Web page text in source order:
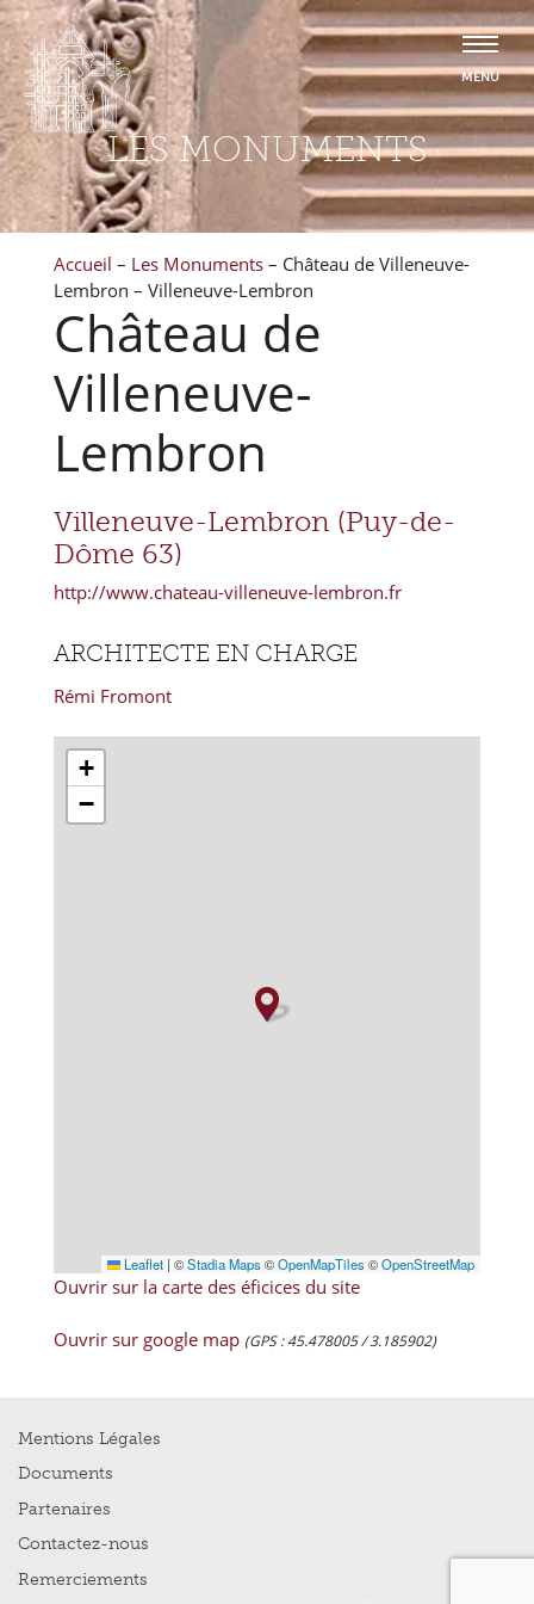
LES MONUMENTS
Accueil – Les Monuments – Château de Villeneuve-
Lembron – Villeneuve-Lembron
Château de
Villeneuve-
Lembron
Villeneuve-Lembron (Puy-de-
Dôme 63)
http://www.chateau-villeneuve-lembron.fr
ARCHITECTE EN CHARGE
Rémi Fromont
+
−
Leaflet | ©Stadia Maps ©OpenMapTiles ©OpenStreetMap
Ouvrir sur la carte des éficices du site
Ouvrir sur google map (GPS : 45.478005 / 3.185902)
Mentions Légales
Documents
Partenaires
Contactez-nous
Remerciements